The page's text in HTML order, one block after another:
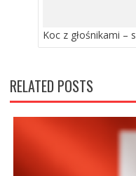
Koc z głośnikami –
RELATED POSTS